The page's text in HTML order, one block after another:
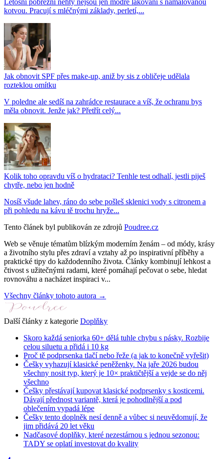
Letošní pobřežní nehty nejsou jen modré lakování s namalovanou
kotvou. Pracují s mléčnými základy, perletí,...
Jak obnovit SPF přes make-up, aniž by sis z obličeje udělala
rozteklou omítku
V poledne ale sedíš na zahrádce restaurace a víš, že ochranu bys
měla obnovit. Jenže jak? Přetřít celý...
Kolik toho opravdu víš o hydrataci? Tenhle test odhalí, jestli piješ
chytře, nebo jen hodně
Nosíš všude lahev, ráno do sebe pošleš sklenici vody s citronem a
při pohledu na kávu tě trochu hryže...
Tento článek byl publikován ze zdrojů Poudree.cz
Web se věnuje tématům blízkým moderním ženám – od módy, krásy
a životního stylu přes zdraví a vztahy až po inspirativní příběhy a
praktické tipy do každodenního života. Články kombinují lehkost a
čtivost s užitečnými radami, které pomáhají pečovat o sebe, hledat
rovnováhu a nacházet inspiraci v...
Všechny články tohoto autora →
Další články z kategorie Doplňky
Skoro každá seniorka 60+ dělá tuhle chybu s pásky. Rozbije
celou siluetu a přidá i 10 kg
Proč tě podprsenka tlačí nebo řeže (a jak to konečně vyřešit)
Češky vyhazují klasické peněženky. Na jaře 2026 budou
všechny nosit typ, který je 10× praktičtější a vejde se do něj
všechno
Češky přestávají kupovat klasické podprsenky s kosticemi.
Dávají přednost variantě, která je pohodlnější a pod
oblečením vypadá lépe
Češky tento doplněk nesí denně a vůbec si neuvědomují, že
jim přidává 20 let věku
Nadčasové doplňky, které nezestárnou s jednou sezonou:
TADY se oplatí investovat do kvality